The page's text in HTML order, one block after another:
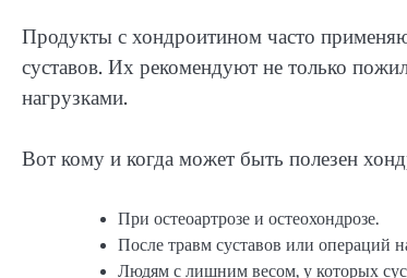
Продукты с хондроитином часто
суставов. Их рекомендуют не только
нагрузками.
Вот кому и когда может быть полезен
При остеоартрозе и остеохондрозе.
После травм суставов или операций
Людям с лишним весом, у которых